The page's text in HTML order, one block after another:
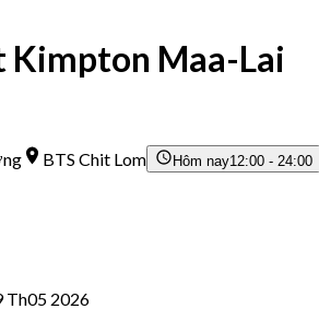
Kimpton Maa-Lai
BTS Chit Lom Hôm nay12:00 - 24:00
Th05 2026